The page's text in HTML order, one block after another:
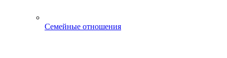
Семейные отношения